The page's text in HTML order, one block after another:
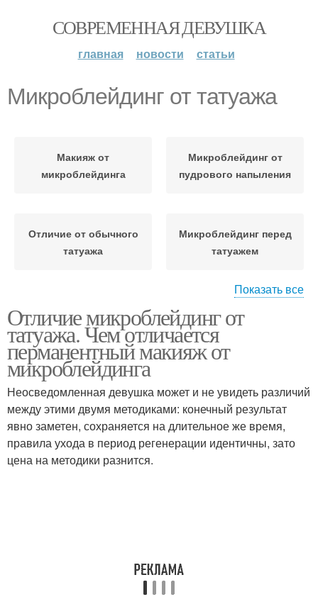
СОВРЕМЕННАЯ ДЕВУШКА
главная новости статьи
Микроблейдинг от татуажа
Макияж от
микроблейдинга
Микроблейдинг от
пудрового напыления
Отличие от обычного
татуажа
Микроблейдинг перед
татуажем
микроблейдингом
Аппаратный татуаж
Показать все
Отличие микроблейдинг от
татуажа. Чем отличается
перманентный макияж от
микроблейдинга
Неосведомленная девушка может и не увидеть различий
между этими двумя методиками: конечный результат
явно заметен, сохраняется на длительное же время,
правила ухода в период регенерации идентичны, зато
цена на методики разнится.